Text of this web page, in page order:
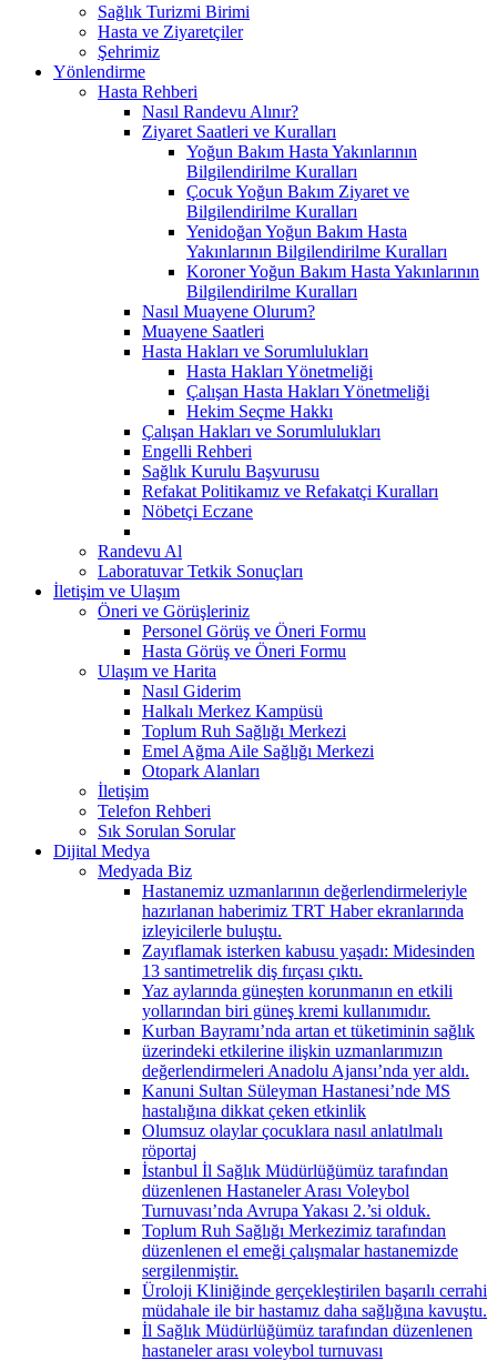
Sağlık Turizmi Birimi
Hasta ve Ziyaretçiler
Şehrimiz
Yönlendirme
Hasta Rehberi
Nasıl Randevu Alınır?
Ziyaret Saatleri ve Kuralları
Yoğun Bakım Hasta Yakınlarının
Bilgilendirilme Kuralları
Çocuk Yoğun Bakım Ziyaret ve
Bilgilendirilme Kuralları
Yenidoğan Yoğun Bakım Hasta
Yakınlarının Bilgilendirilme Kuralları
Koroner Yoğun Bakım Hasta Yakınlarının
Bilgilendirilme Kuralları
Nasıl Muayene Olurum?
Muayene Saatleri
Hasta Hakları ve Sorumlulukları
Hasta Hakları Yönetmeliği
Çalışan Hasta Hakları Yönetmeliği
Hekim Seçme Hakkı
Çalışan Hakları ve Sorumlulukları
Engelli Rehberi
Sağlık Kurulu Başvurusu
Refakat Politikamız ve Refakatçi Kuralları
Nöbetçi Eczane
Randevu Al
Laboratuvar Tetkik Sonuçları
İletişim ve Ulaşım
Öneri ve Görüşleriniz
Personel Görüş ve Öneri Formu
Hasta Görüş ve Öneri Formu
Ulaşım ve Harita
Nasıl Giderim
Halkalı Merkez Kampüsü
Toplum Ruh Sağlığı Merkezi
Emel Ağma Aile Sağlığı Merkezi
Otopark Alanları
İletişim
Telefon Rehberi
Sık Sorulan Sorular
Dijital Medya
Medyada Biz
Hastanemiz uzmanlarının değerlendirmeleriyle
hazırlanan haberimiz TRT Haber ekranlarında
izleyicilerle buluştu.
Zayıflamak isterken kabusu yaşadı: Midesinden
13 santimetrelik diş fırçası çıktı.
Yaz aylarında güneşten korunmanın en etkili
yollarından biri güneş kremi kullanımıdır.
Kurban Bayramı’nda artan et tüketiminin sağlık
üzerindeki etkilerine ilişkin uzmanlarımızın
değerlendirmeleri Anadolu Ajansı’nda yer aldı.
Kanuni Sultan Süleyman Hastanesi’nde MS
hastalığına dikkat çeken etkinlik
Olumsuz olaylar çocuklara nasıl anlatılmalı
röportaj
İstanbul İl Sağlık Müdürlüğümüz tarafından
düzenlenen Hastaneler Arası Voleybol
Turnuvası’nda Avrupa Yakası 2.’si olduk.
Toplum Ruh Sağlığı Merkezimiz tarafından
düzenlenen el emeği çalışmalar hastanemizde
sergilenmiştir.
Üroloji Kliniğinde gerçekleştirilen başarılı cerrahi
müdahale ile bir hastamız daha sağlığına kavuştu.
İl Sağlık Müdürlüğümüz tarafından düzenlenen
hastaneler arası voleybol turnuvası